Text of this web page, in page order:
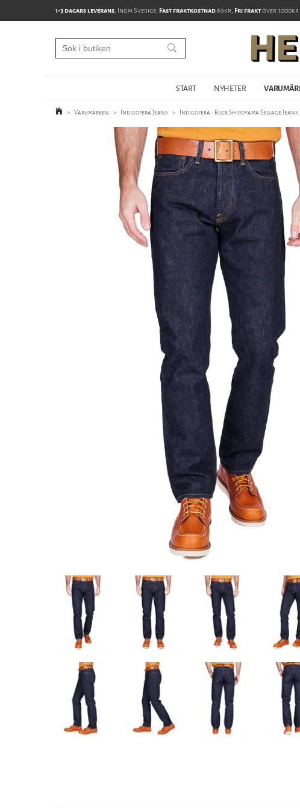
1-3 dagars leverans, Inom Sverige: Fast fraktkostnad69kr, Fri fraktöver 3000kr
START NYHETER
> Varumärken > Indigofera Jeans > Indigofera - Buck Shiroyama Selvage Jeans